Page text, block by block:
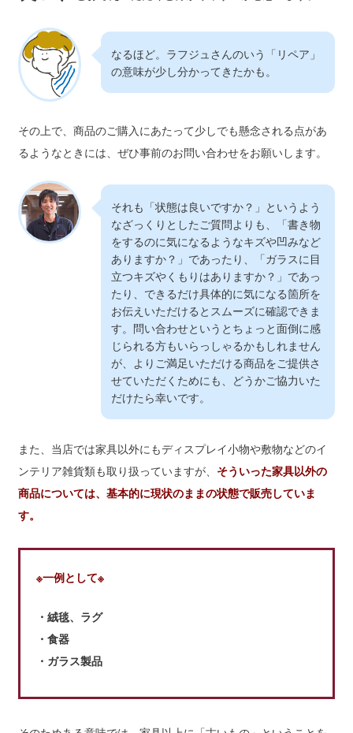
なるほど。ラフジュさんのいう「リペア」
の意味が少し分かってきたかも。
その上で、商品のご購入にあたって少しでも懸念される点があ
るようなときには、ぜひ事前のお問い合わせをお願いします。
それも「状態は良いですか？」というよう
なざっくりとしたご質問よりも、「書き物
をするのに気になるようなキズや凹みなど
ありますか？」であったり、「ガラスに目
立つキズやくもりはありますか？」であっ
たり、できるだけ具体的に気になる箇所を
お伝えいただけるとスムーズに確認できま
す。問い合わせというとちょっと面倒に感
じられる方もいらっしゃるかもしれません
が、よりご満足いただける商品をご提供さ
せていただくためにも、どうかご協力いた
だけたら幸いです。
また、当店では家具以外にもディスプレイ小物や敷物などのイ
ンテリア雑貨類も取り扱っていますが、 そういった家具以外の
商品については、基本的に現状のままの状態で販売していま
す。
※一例として※
・絨毯、ラグ
・食器
・ガラス製品